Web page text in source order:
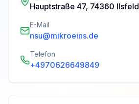
Hauptstraße 47, 74360 Ilsfeld
E-Mail
nsu@mikroeins.de
Telefon
+4970626649849